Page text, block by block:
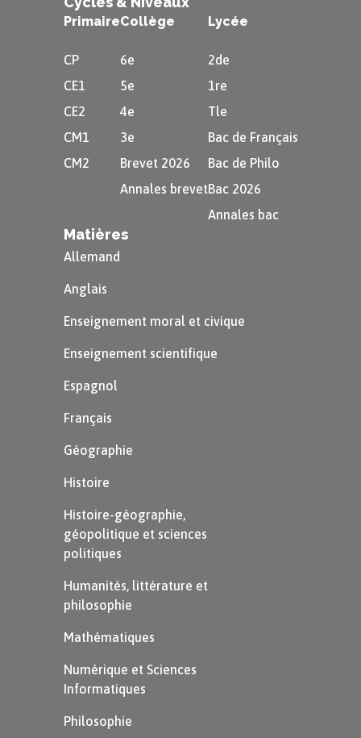
verbe « marmonne » que j’ai vu dans
Les nomset lesadjectifsseront
toujours au singulier.
Primaire
CP
CE1
CE2
CM1
CM2
Collège
6e
5e
4e
3e
Brevet 2026
Annales brevet
Lycée
2de
1re
Tle
Bac de Français
Bac de Philo
Bac 2026
Annales bac
Matières
Allemand
Anglais
Enseignement moral et civique
Enseignement scientifique
Espagnol
Français
Géographie
Histoire
Histoire-géographie,
géopolitique et sciences
politiques
Humanités, littérature et
philosophie
Mathématiques
Numérique et Sciences
Informatiques
Philosophie